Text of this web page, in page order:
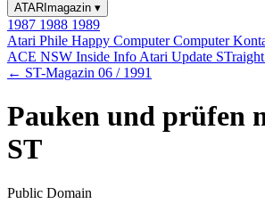
ATARImagazin ▾
1987 1988 1989
Atari Phile Happy ComputerComputer
ACE NSW Inside Info Atari Update
← ST-Magazin 06 / 1991
Pauken und prüfen
ST
Public Domain